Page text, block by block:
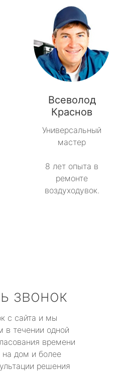
Всеволод
Краснов
Универсальный
мастер
8 лет опыта в
ремонте
воздуходувок.
звонок
с сайта и мы
в течении одной
времени
на дом и более
решения